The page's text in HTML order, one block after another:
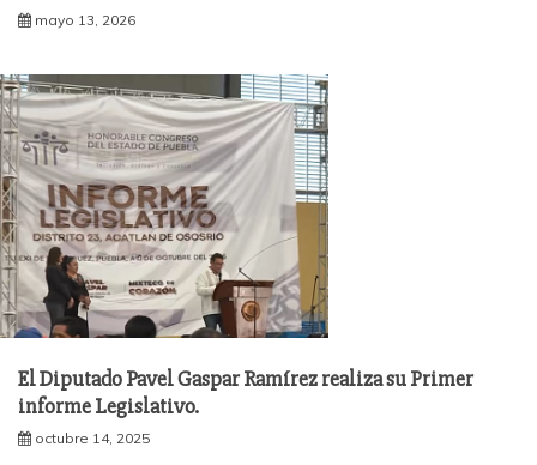
mayo 13, 2026
El Diputado Pavel Gaspar Ramírez realiza su Primer
informe Legislativo.
octubre 14, 2025